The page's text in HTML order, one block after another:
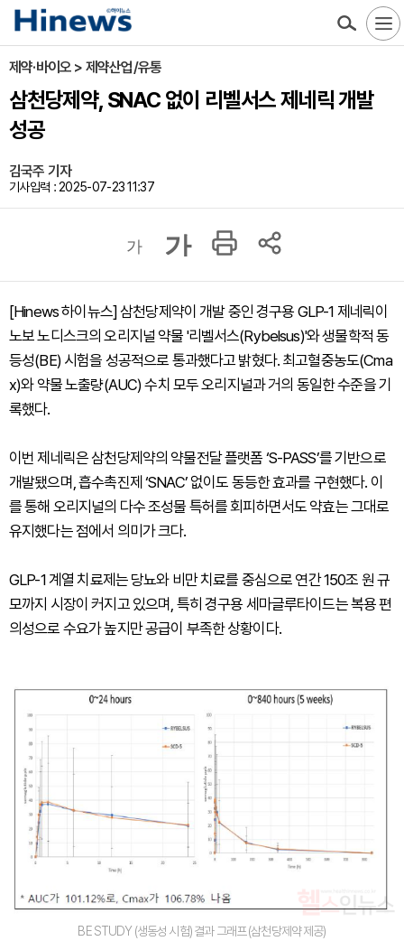
제약·바이오 > 제약산업/유통
삼천당제약, SNAC 없이 리벨서스 제네릭 개발
성공
김국주 기자
기사입력 : 2025-07-23 11:37
가 가
[Hinews 하이뉴스] 삼천당제약이 개발 중인 경구용 GLP-1 제네릭이
노보 노디스크의 오리지널 약물 '리벨서스(Rybelsus)'와 생물학적 동
등성(BE) 시험을 성공적으로 통과했다고 밝혔다. 최고혈중농도(Cma
x)와 약물 노출량(AUC) 수치 모두 오리지널과 거의 동일한 수준을 기
록했다.
이번 제네릭은 삼천당제약의 약물전달 플랫폼 ‘S-PASS’를 기반으로
개발됐으며, 흡수촉진제 ‘SNAC’ 없이도 동등한 효과를 구현했다. 이
를 통해 오리지널의 다수 조성물 특허를 회피하면서도 약효는 그대로
유지했다는 점에서 의미가 크다.
GLP-1 계열 치료제는 당뇨와 비만 치료를 중심으로 연간 150조 원 규
모까지 시장이 커지고 있으며, 특히 경구용 세마글루타이드는 복용 편
의성으로 수요가 높지만 공급이 부족한 상황이다.
BE STUDY (생동성 시험) 결과 그래프 (삼천당제약 제공)